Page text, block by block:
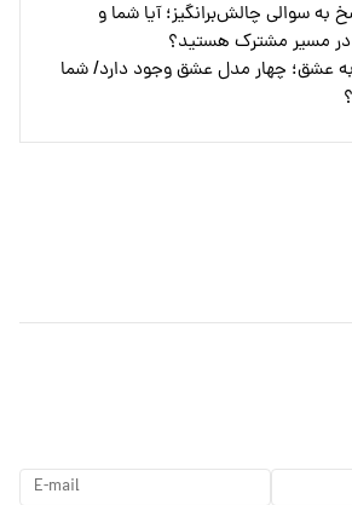
به سوالی چالش‌برانگیز؛ آیا شما و
مسیر مشترک هستید؟
به عشق؛ چهار مدل عشق وجود دارد/ شما